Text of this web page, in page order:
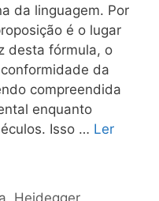
da linguagem. Por
é o lugar
desta fórmula, o
da
compreendida
enquanto
Isso … Ler